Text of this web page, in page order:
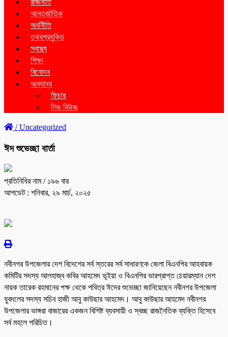
রাজনীতি
আন্তর্জাতিক
অর্থনীতি
তথ্যপ্রযুক্তি
স্বাস্থ্য
শিক্ষা
বিনোদন
অন্যান্য
ফিচার
লিড নিউজ
/Uncategorized
ঈদ শুভেচ্ছা বার্তা
প্রতিনিধির নাম/ ১৯৬ বার
আপডেট : শনিবার, ২৯ মার্চ, ২০২৫
নবীনগর উপজেলার দেশ বিদেশের সর্ব স্তরের সর্ব সাধারণকে জেলা বিএনপির আহবায়ক
কমিটির সদস্য আলহাজ্ব কবির আহমেদ ভূইয়া ও বিএনপির ভারপ্রাপ্ত চেয়ারম্যান দেশ
নায়ক তারেক রহমানের পক্ষ থেকে পবিত্র ঈদের শুভেচ্ছা জানিয়েছেন নবীনগর উপজেলা
যুবদলের সদস্য সচিব হাজী আবু কাউছার আহমেদ। আবু কাউছার আহমেদ নবীনগর
উপজেলার ভাঙ্গরা বাজারের একজন বিশিষ্ট ব্যবসায়ী ও স্বচ্ছ রাজনৈতিক ব্যক্তি হিসেবে
সর্ব মহলে পরিচিত।